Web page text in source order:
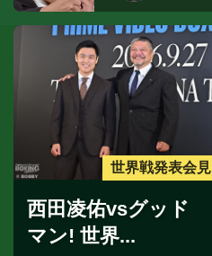
世界戦発表会見
西田凌佑vsグッド
マン! 世界...